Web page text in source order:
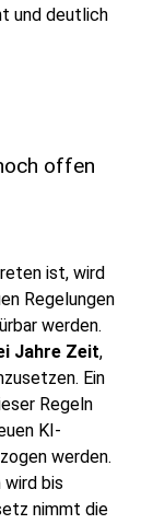
und deutlich
offen
ist, wird
Regelungen
werden.
Jahre Zeit,
Ein
Regeln
KI-
werden.
bis
nimmt die